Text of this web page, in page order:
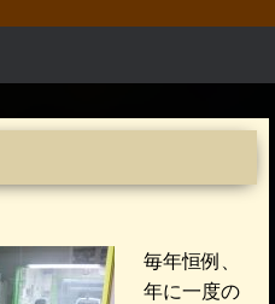
毎年恒例、
年に一度の